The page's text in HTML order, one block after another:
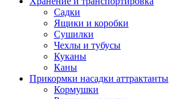
Садки
Ящики и коробки
Сушилки
Чехлы и тубусы
Куканы
Каны
Прикормки насадки аттрактанты
Кормушки